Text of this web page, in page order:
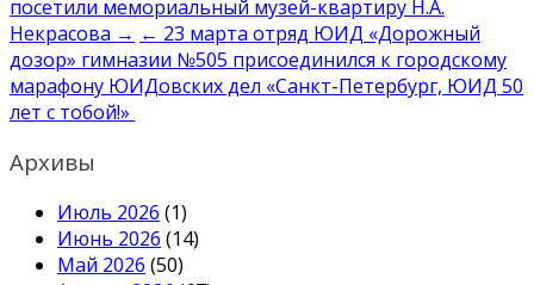
записям
посетили мемориальный музей-квартиру Н.А.
Некрасова → ← 23 марта отряд ЮИД «Дорожный
дозор» гимназии №505 присоединился к городскому
марафону ЮИДовских дел «Санкт-Петербург, ЮИД 50
лет с тобой!»
Архивы
Июль 2026 (1)
Июнь 2026 (14)
Май 2026 (50)